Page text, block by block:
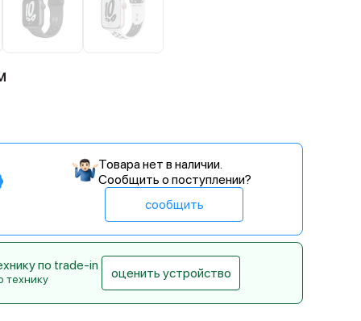
Товара нет в наличии.
Сообщить о поступлении?
сообщить
по trade-in
технику оценить устройство